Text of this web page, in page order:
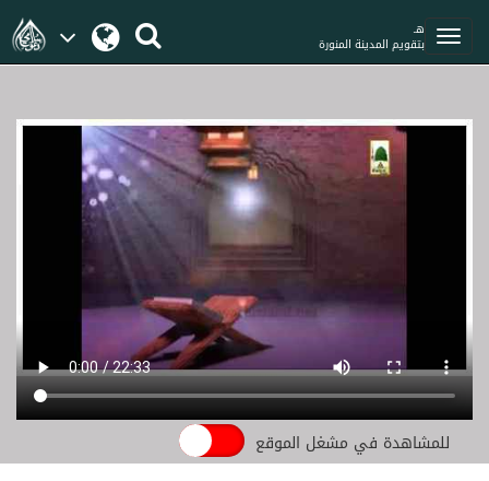
هـ
بتقويم المدينة المنورة
للمشاهدة في مشغل الموقع